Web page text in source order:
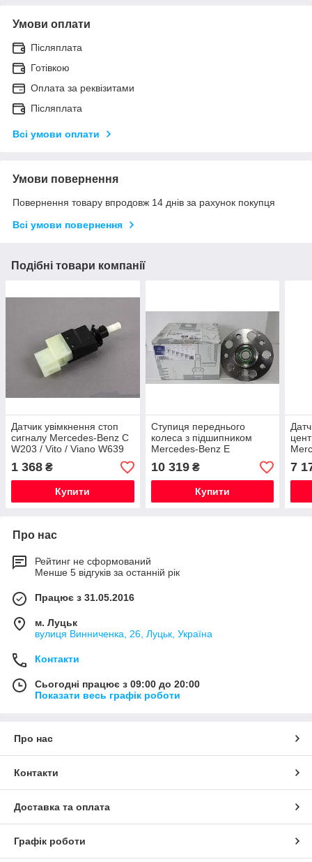
Умови оплати
Післяплата
Готівкою
Оплата за реквізитами
Післяплата
Всі умови оплати
Умови повернення
Повернення товару впродовж 14 днів за рахунок покупця
Всі умови повернення
Подібні товари компанії
Датчик увімкнення стоп
сигналу Mercedes-Benz C
W203 / Vito / Viano W639
Новий Оригінальний
1 368 ₴
Купити
Ступиця переднього
колеса з підшипником
Mercedes-Benz E
W212/CLS C218 Нова
Оригінальна
10 319₴
Купити
7
Про нас
Рейтинг не сформований
Менше 5 відгуків за останній рік
Працює з 31.05.2016
м. Луцьк
вулиця Винниченка, 26, Луцьк, Україна
Контакти
Сьогодні працює з 09:00 до 20:00
Показати весь графік роботи
Про нас
Контакти
Доставка та оплата
Графік роботи